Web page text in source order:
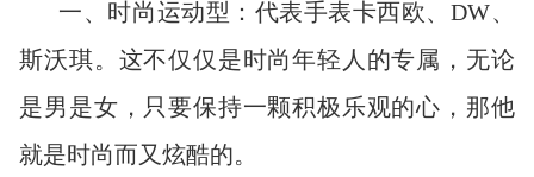
一、时尚运动型：代表手表卡西欧、DW、
斯沃琪。这不仅仅是时尚年轻人的专属，无论
是男是女，只要保持一颗积极乐观的心，那他
就是时尚而又炫酷的。